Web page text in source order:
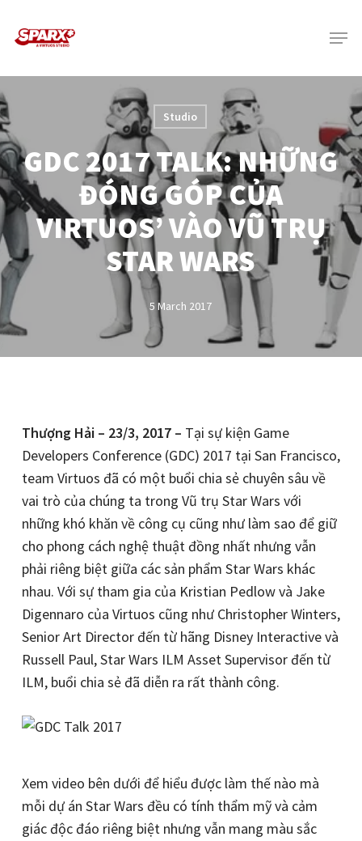
content
Menu
Studio
GDC 2017 TALK: NHỮNG
ĐÓNG GÓP CỦA
VIRTUOS’ VÀO VŨ TRỤ
STAR WARS
5 March 2017
Thượng Hải – 23/3, 2017 – Tại sự kiện Game
Developers Conference (GDC) 2017 tại San Francisco,
team Virtuos đã có một buổi chia sẻ chuyên sâu về
vai trò của chúng ta trong Vũ trụ Star Wars với
những khó khăn về công cụ cũng như làm sao để giữ
cho phong cách nghệ thuật đồng nhất nhưng vẫn
phải riêng biệt giữa các sản phẩm Star Wars khác
nhau. Với sự tham gia của Kristian Pedlow và Jake
Digennaro của Virtuos cũng như Christopher Winters,
Senior Art Director đến từ hãng Disney Interactive và
Russell Paul, Star Wars ILM Asset Supervisor đến từ
ILM, buổi chia sẻ đã diễn ra rất thành công.
Xem video bên dưới để hiểu được làm thế nào mà
mỗi dự án Star Wars đều có tính thẩm mỹ và cảm
giác độc đáo riêng biệt nhưng vẫn mang màu sắc